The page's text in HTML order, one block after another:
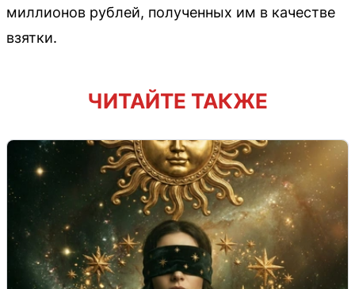
миллионов рублей, полученных им в качестве
взятки.
ЧИТАЙТЕ ТАКЖЕ